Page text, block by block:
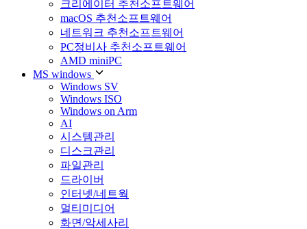
크리에이터 추천소프트웨어
macOS 추천소프트웨어
네트워크 추천소프트웨어
PC정비사 추천소프트웨어
AMD miniPC
MS windows
Windows SV
Windows ISO
Windows on Arm
AI
시스템관리
디스크관리
파일관리
드라이버
인터넷/네트웍
멀티미디어
화면/악세사리